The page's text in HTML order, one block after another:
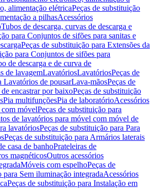
alimentação elétricaPeças de substituição
a pilhasAcessórios
Tubos de descarga, curvas de descarga e
para Conjuntos de sifões para sanitas e
Peças de substituição para Extensões da
para Conjuntos de sifões para
de descarga e de curva de
de lavagemLavatóriosLavatóriosPeças de
Lavatórios de pousarLava-mãosPeças de
encastrar por baixoPeças de substituição
Pia multifunçõesPia de laboratórioAcessórios
móvelPeças de substituição para
de lavatórios para móvel com móvel de
lavatóriosPeças de substituição para Para
Peças de substituição para Armários laterais
casa de banhoPrateleiras de
magnéticosOutros acessórios
Móveis com espelhoPeças de
para Sem iluminação integradaAcessórios
Peças de substituição para Instalação em